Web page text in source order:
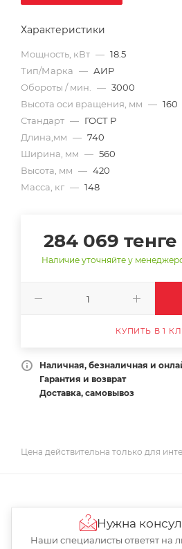
Характеристики
Мощность, кВт — 18.5
Тип/Марка — АИР
Обороты / мин.
— 3000
Высота оси вращения, мм — 160
Стандарт — ГОСТ Р
Длина,мм — 740
Ширина, мм — 560
Высота, мм — 420
Масса, кг — 148
284 069 тенге
Наличие уточняйте у
КУПИТЬ В 1
Наличная, безналичная и
Гарантия и возврат
Доставка, самовывоз
Цена действительна только для
Нужна
Наши специалисты ответят на